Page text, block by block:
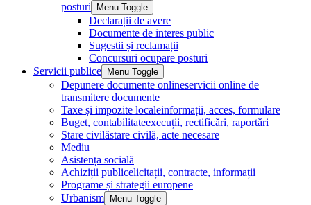
posturi
Menu Toggle
Declarații de avere
Documente de interes public
Sugestii și reclamații
Concursuri ocupare posturi
Servicii publice
Menu Toggle
Depunere documente onlineservicii online de
transmitere documente
Taxe și impozite localeinformații, acces, formulare
Buget, contabilitateexecuții, rectificări, raportări
Stare civilăstare civilă, acte necesare
Mediu
Asistența socială
Achiziții publicelicitații, contracte, informații
Programe și strategii europene
Urbanism
Menu Toggle